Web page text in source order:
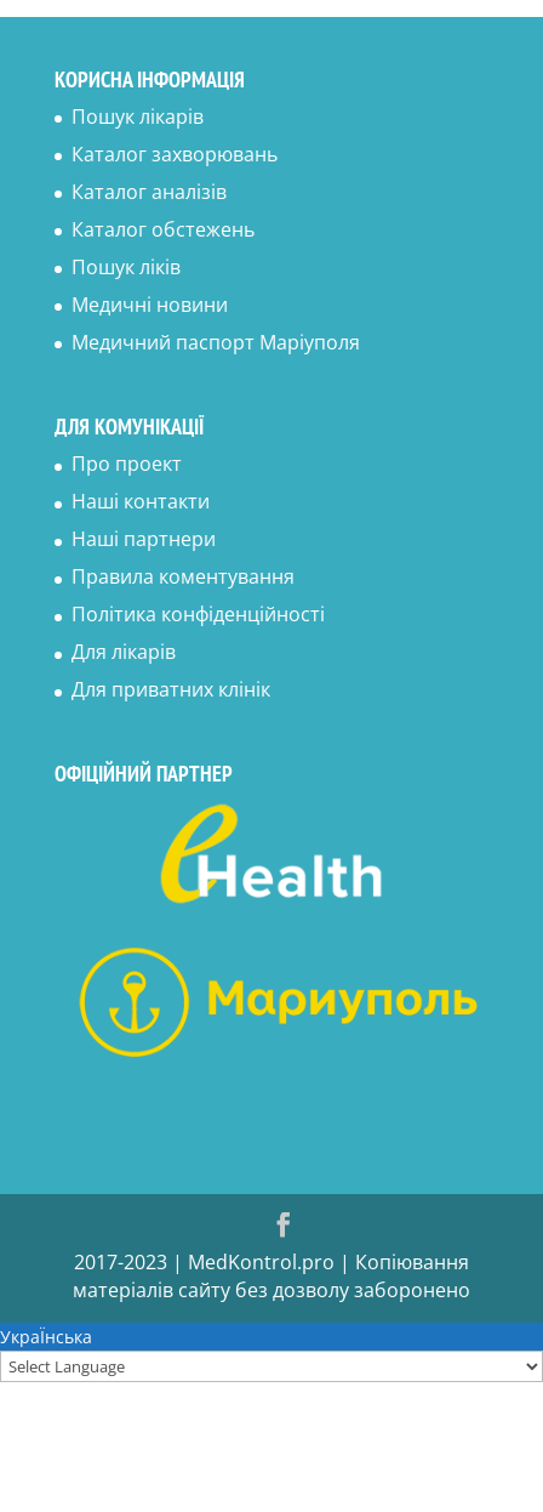
КОРИСНА ІНФОРМАЦІЯ
Пошук лікарів
Каталог захворювань
Каталог аналізів
Каталог обстежень
Пошук ліків
Медичні новини
Медичний паспорт Маріуполя
ДЛЯ КОМУНІКАЦІЇ
Про проект
Наші контакти
Наші партнери
Правила коментування
Політика конфіденційності
Для лікарів
Для приватних клінік
ОФІЦІЙНИЙ ПАРТНЕР
2017-2023 | MedKontrol.pro | Копіювання
матеріалів сайту без дозволу заборонено
УкраЇнська